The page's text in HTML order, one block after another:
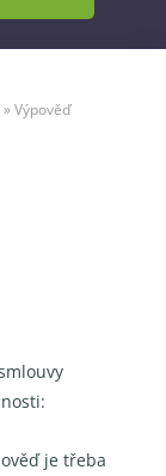
» Výpověď
je třeba